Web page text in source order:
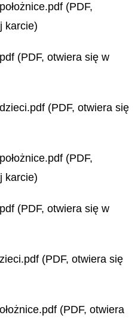
(PDF,
karcie)
(PDF, otwiera się w
(PDF, otwiera się
(PDF,
karcie)
(PDF, otwiera się w
(PDF, otwiera się
(PDF, otwiera